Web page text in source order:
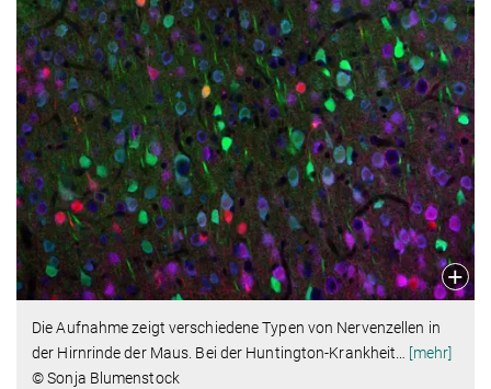
Die Aufnahme zeigt verschiedene Typen von Nervenzellen in
der Hirnrinde der Maus. Bei der Huntington-Krankheit… [mehr]
© Sonja Blumenstock